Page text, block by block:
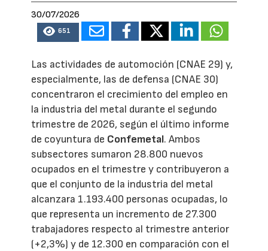
30/07/2026
651
Las actividades de automoción (CNAE 29) y,
especialmente, las de defensa (CNAE 30)
concentraron el crecimiento del empleo en
la industria del metal durante el segundo
trimestre de 2026, según el último informe
de coyuntura de Confemetal. Ambos
subsectores sumaron 28.800 nuevos
ocupados en el trimestre y contribuyeron a
que el conjunto de la industria del metal
alcanzara 1.193.400 personas ocupadas, lo
que representa un incremento de 27.300
trabajadores respecto al trimestre anterior
(+2,3%) y de 12.300 en comparación con el